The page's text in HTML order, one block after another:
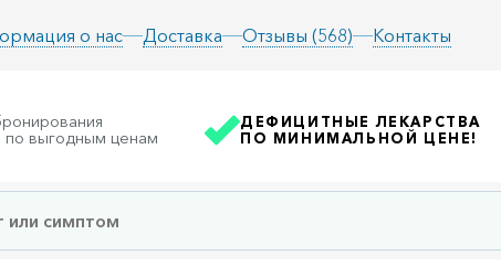
о нас Доставка Отзывы (568) Контакты
по выгодным ценам
ДЕФИЦИТНЫЕ ЛЕКАРСТВА
ПО МИНИМАЛЬНОЙ ЦЕНЕ!